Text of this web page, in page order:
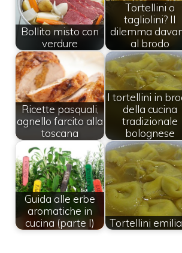
Bollito misto con
verdure
Tortellini o
tagliolini? Il
dilemma
al brodo
Ricette pasquali,
agnello farcito alla
toscana
I tortellini in
della cucina
tradizionale
bolognese
Guida alle erbe
aromatiche in
cucina (parte I)
Tortellini